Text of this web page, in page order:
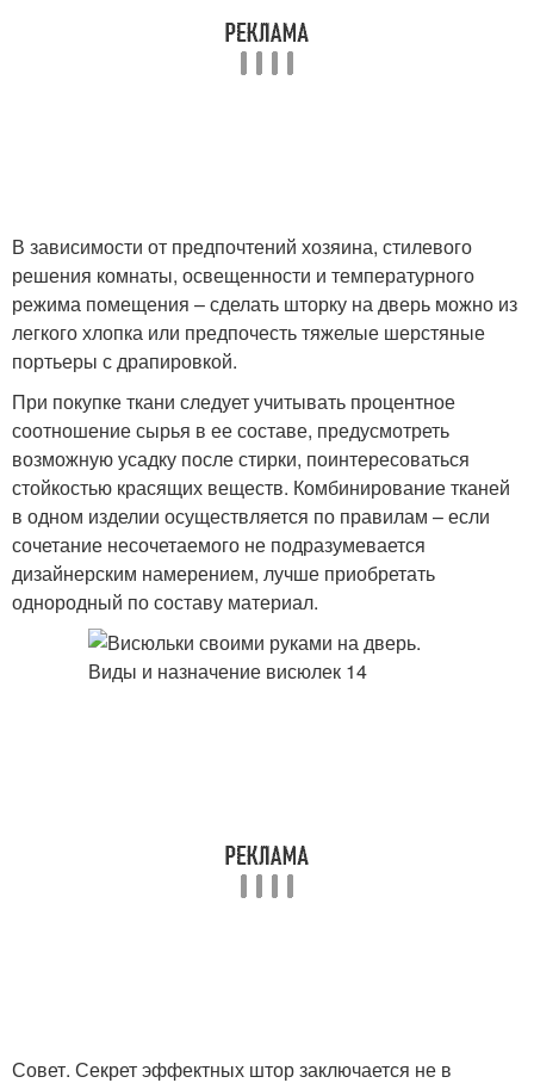
В зависимости от предпочтений хозяина, стилевого
решения комнаты, освещенности и температурного
режима помещения – сделать шторку на дверь можно из
легкого хлопка или предпочесть тяжелые шерстяные
портьеры с драпировкой.
При покупке ткани следует учитывать процентное
соотношение сырья в ее составе, предусмотреть
возможную усадку после стирки, поинтересоваться
стойкостью красящих веществ. Комбинирование тканей
в одном изделии осуществляется по правилам – если
сочетание несочетаемого не подразумевается
дизайнерским намерением, лучше приобретать
однородный по составу материал.
Совет. Секрет эффектных штор заключается не в